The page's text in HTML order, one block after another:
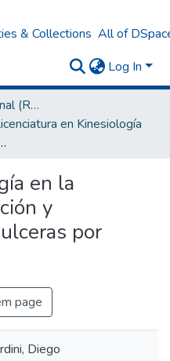
& Collections All of
Log In
Repositorio Institucional (RI) del Instituto Universitario de Ciencias de la Salud Fundación H. A. Barceló
en Kinesiología
de las ulceras por decúbito
en la
y
por
page
Diego